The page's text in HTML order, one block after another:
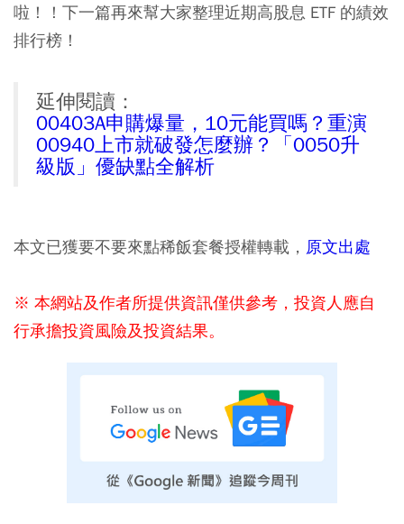
啦！！下一篇再來幫大家整理近期高股息 ETF 的績效
排行榜！
延伸閱讀：
00403A申購爆量，10元能買嗎？重演
00940上市就破發怎麼辦？「0050升
級版」優缺點全解析
本文已獲要不要來點稀飯套餐授權轉載， 原文出處
※ 本網站及作者所提供資訊僅供參考，投資人應自
行承擔投資風險及投資結果。